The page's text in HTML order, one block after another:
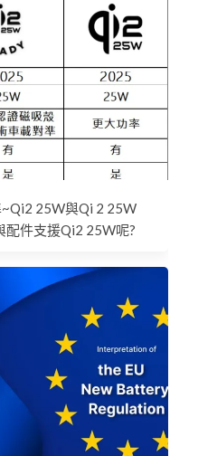
25W與Qi 2 25W
配件支援Qi2 25W呢?